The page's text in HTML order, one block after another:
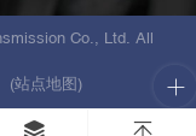
Co., Ltd. All
(站点地图)